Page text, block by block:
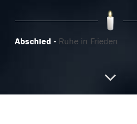
Abschied Ruhe in Frieden